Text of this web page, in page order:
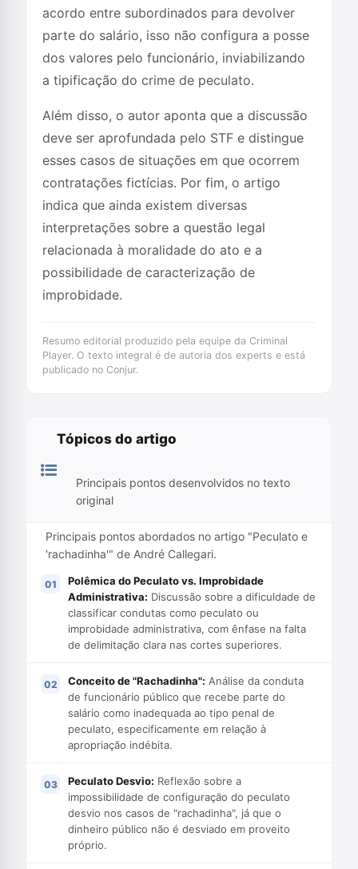
acordo entre subordinados para devolver
parte do salário, isso não configura a posse
dos valores pelo funcionário, inviabilizando
a tipificação do crime de peculato.
Além disso, o autor aponta que a discussão
deve ser aprofundada pelo STF e distingue
esses casos de situações em que ocorrem
contratações fictícias. Por fim, o artigo
indica que ainda existem diversas
interpretações sobre a questão legal
relacionada à moralidade do ato e a
possibilidade de caracterização de
improbidade.
Resumo editorial produzido pela equipe da Criminal
Player. O texto integral é de autoria dos experts e está
publicado no Conjur.
Tópicos do artigo
Principais pontos desenvolvidos no texto
original
Principais pontos abordados no artigo "Peculato e
'rachadinha'" de André Callegari.
Polêmica do Peculato vs. Improbidade
Administrativa: Discussão sobre a dificuldade de
classificar condutas como peculato ou
improbidade administrativa, com ênfase na falta
de delimitação clara nas cortes superiores.
Conceito de "Rachadinha": Análise da conduta
de funcionário público que recebe parte do
salário como inadequada ao tipo penal de
peculato, especificamente em relação à
apropriação indébita.
Peculato Desvio: Reflexão sobre a
impossibilidade de configuração do peculato
desvio nos casos de "rachadinha", já que o
dinheiro público não é desviado em proveito
próprio.